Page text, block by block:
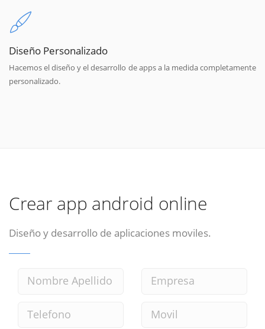
Diseño Personalizado
Hacemos el diseño y el desarrollo de apps a la medida completamente
personalizado.
Crear app android online
Diseño y desarrollo de aplicaciones moviles.